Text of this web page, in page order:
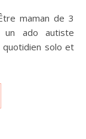
un ado autiste
solo et